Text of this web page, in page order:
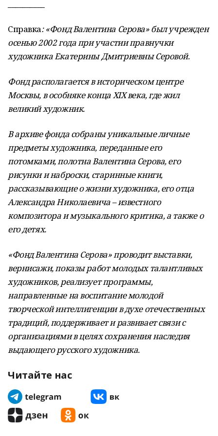
Справка: «Фонд Валентина Серова» был учрежден
осенью 2002 года при участии правнучки
художника Екатерины Дмитриевны Серовой.
Фонд располагается в историческом центре
Москвы, в особняке конца ХIХ века, где жил
великий художник.
В архиве фонда собраны уникальные личные
предметы художника, переданные его
потомками, полотна Валентина Серова, его
рисунки и наброски, старинные книги,
рассказывающие о жизни художника, его отца
Александра Николаевича – известного
композитора и музыкального критика, а также о
его детях.
«Фонд Валентина Серова» проводит выставки,
вернисажи, показы работ молодых талантливых
художников, реализует программы,
направленные на воспитание молодой
творческой интеллигенции в духе отечественных
традиций, поддерживает и развивает связи с
организациями в целях сохранения наследия
выдающего русского художника.
Читайте нас